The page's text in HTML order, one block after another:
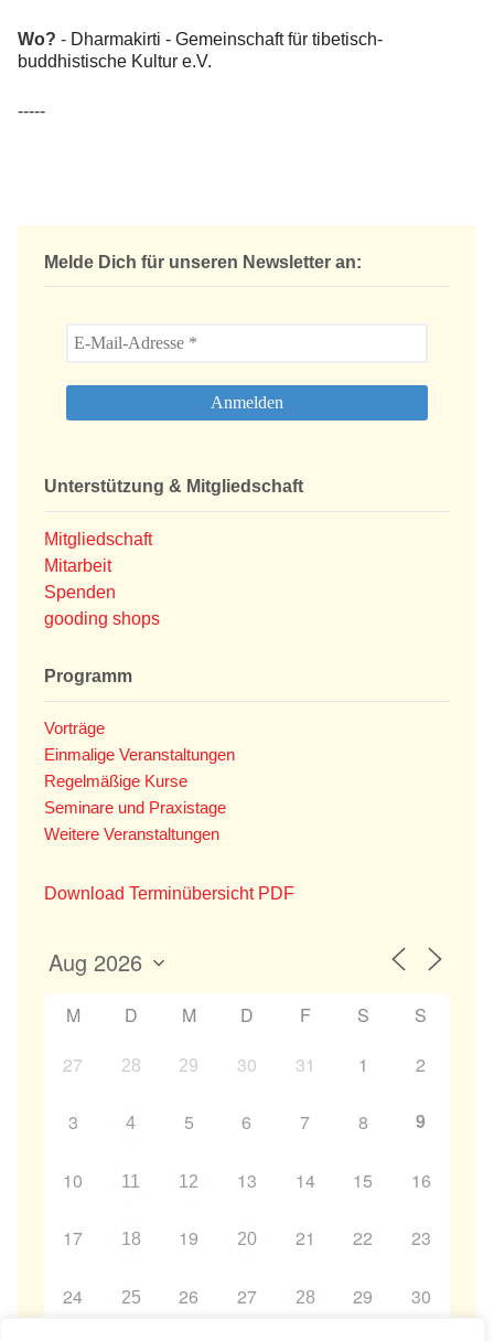
Wo? - Dharmakirti - Gemeinschaft für tibetisch-
buddhistische Kultur e.V.
-----
Melde Dich für unseren Newsletter an:
Unterstützung & Mitgliedschaft
Mitgliedschaft
Mitarbeit
Spenden
gooding shops
Programm
Vorträge
Einmalige Veranstaltungen
Regelmäßige Kurse
Seminare und Praxistage
Weitere Veranstaltungen
Download Terminübersicht PDF
M D M D F S
S
27
28 29 30 31 1 2
3 4 5 6 7 8 9
10 11 12 13 14 15 16
17 18 19 20 21 22 23
24 25 26 27 28 29 30